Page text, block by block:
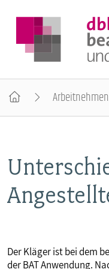
BEAMTINNEN &
ARBEITNEHMENDE
POLITIK &
Der Kläger ist bei dem
der BAT Anwendung.